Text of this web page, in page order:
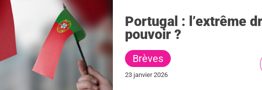
Portugal : l’extrême
pouvoir ?
Brèves
23 janvier 2026